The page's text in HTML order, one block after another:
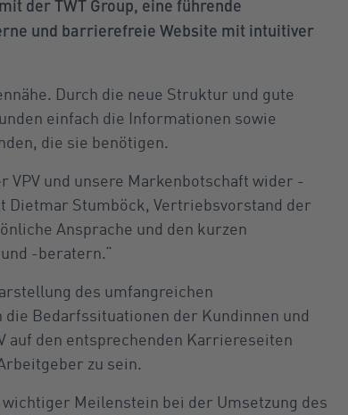
der TWT Group, eine führende
und barrierefreie Website mit intuitiver
Durch die neue Struktur und gute
einfach die Informationen sowie
die sie benötigen.
VPV und unsere Markenbotschaft wider -
Dietmar Stumböck, Vertriebsvorstand der
Ansprache und den kurzen
-beratern.“
des umfangreichen
Bedarfssituationen der Kundinnen und
auf den entsprechenden Karriereseiten
zu sein.
Meilenstein bei der Umsetzung des